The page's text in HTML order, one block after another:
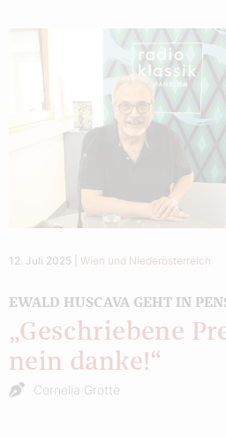
12. Juli 2025 Wien und Niederösterreich
EWALD HUSCAVA GEHT IN
„Geschriebene
nein danke!“
Cornelia Grotte